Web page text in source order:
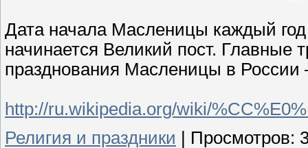
Дата начала Масленицы каждый год
начинается Великий пост. Главные
празднования Масленицы в
http://ru.wikipedia.org/wiki/
Религия и праздники | Просмотров: